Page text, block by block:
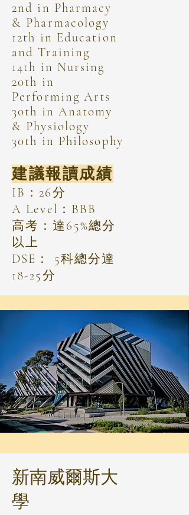
2nd in Pharmacy
& Pharmacology
12th in Education
and Training
14th in Nursing
20th in
Performing Arts
30th in Anatomy
& Physiology
30th in Philosophy
建議報讀成績
IB：26分
A Level：BBB
高考：達65%總分
以上
DSE： 5科總分達
18-25分
新南威爾斯大
學